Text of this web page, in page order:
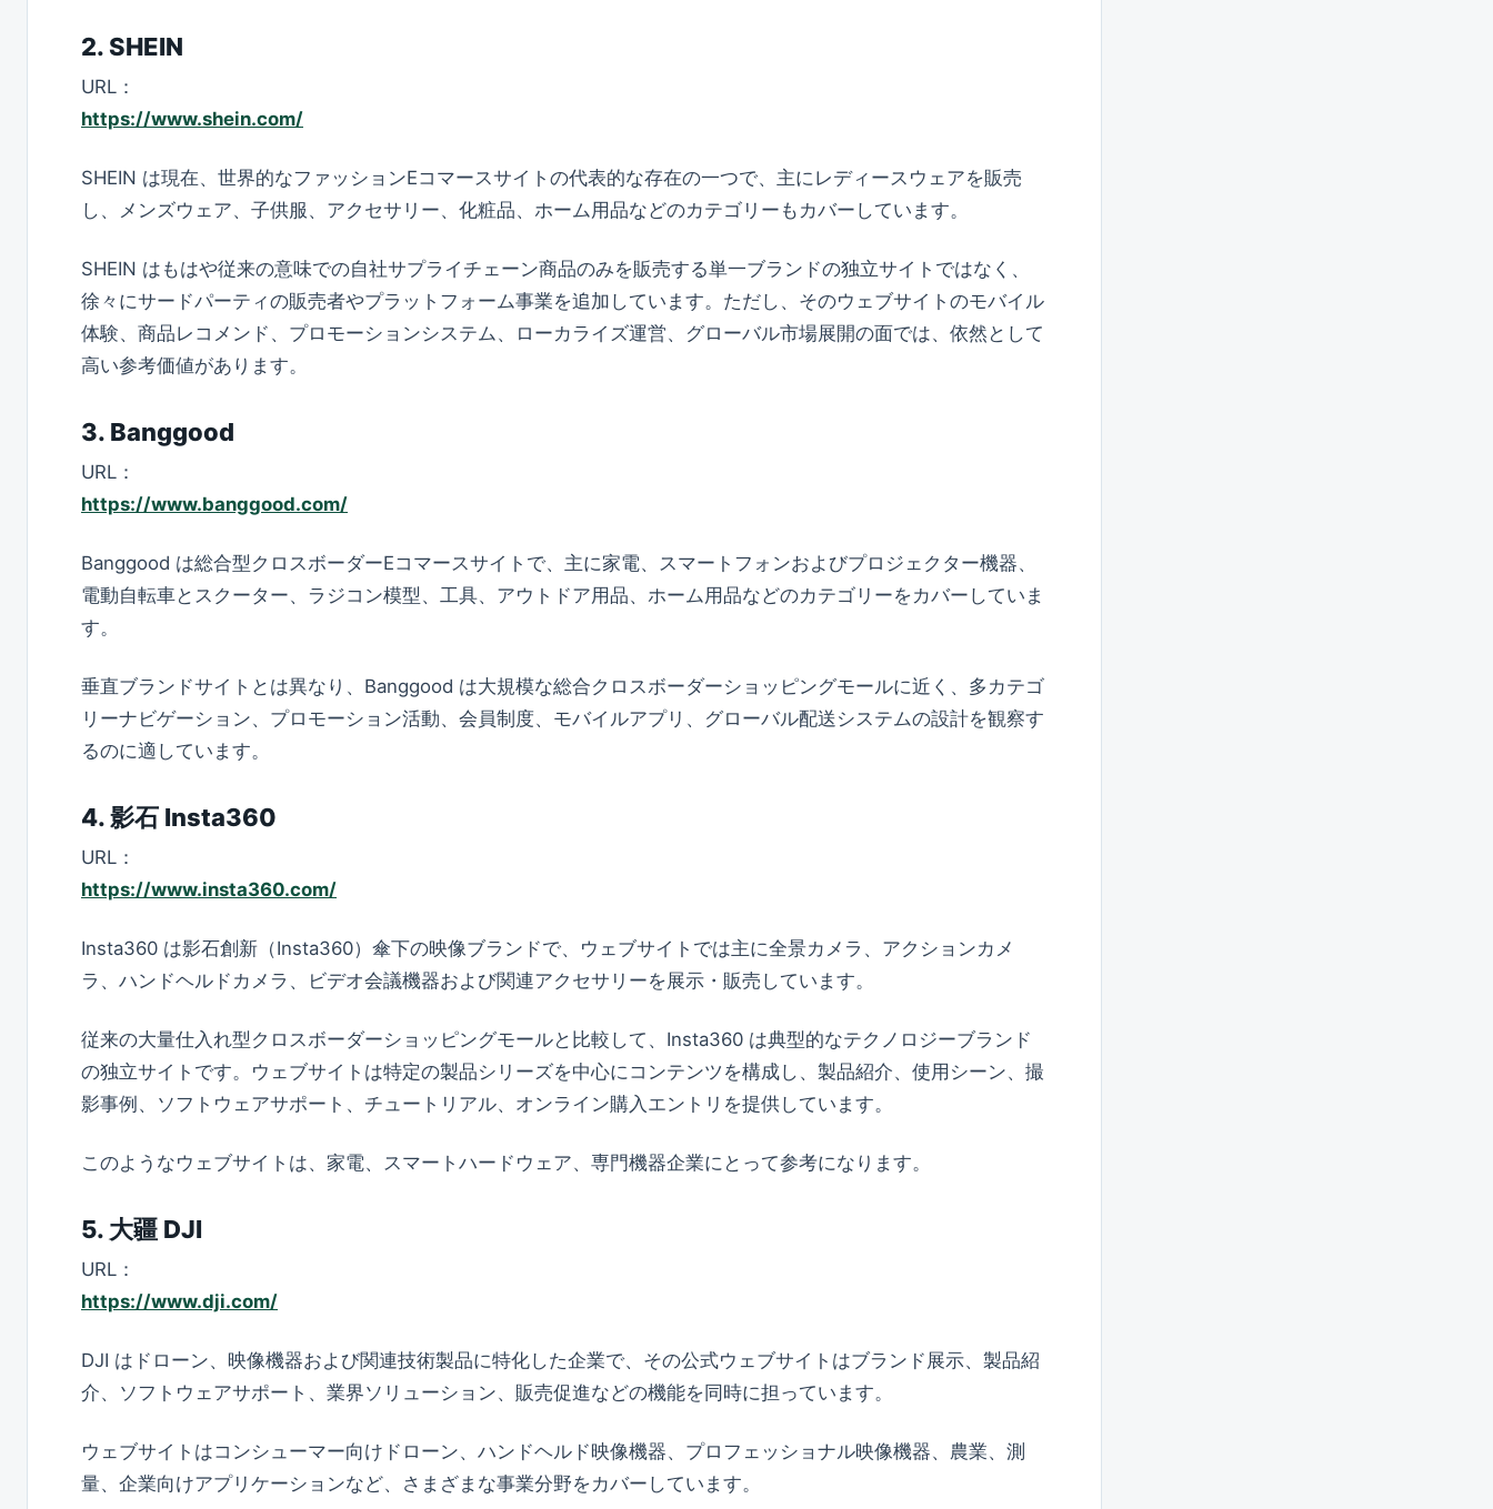
2. SHEIN
URL：
https://www.shein.com/
SHEIN は現在、世界的なファッションEコマースサイトの代表的な存在の一つで、主にレディースウェアを販売
し、メンズウェア、子供服、アクセサリー、化粧品、ホーム用品などのカテゴリーもカバーしています。
SHEIN はもはや従来の意味での自社サプライチェーン商品のみを販売する単一ブランドの独立サイトではなく、
徐々にサードパーティの販売者やプラットフォーム事業を追加しています。ただし、そのウェブサイトのモバイル
体験、商品レコメンド、プロモーションシステム、ローカライズ運営、グローバル市場展開の面では、依然として
高い参考価値があります。
3. Banggood
URL：
https://www.banggood.com/
Banggood は総合型クロスボーダーEコマースサイトで、主に家電、スマートフォンおよびプロジェクター機器、
電動自転車とスクーター、ラジコン模型、工具、アウトドア用品、ホーム用品などのカテゴリーをカバーしていま
す。
垂直ブランドサイトとは異なり、Banggood は大規模な総合クロスボーダーショッピングモールに近く、多カテゴ
リーナビゲーション、プロモーション活動、会員制度、モバイルアプリ、グローバル配送システムの設計を観察す
るのに適しています。
4. 影石 Insta360
URL：
https://www.insta360.com/
Insta360 は影石創新（Insta360）傘下の映像ブランドで、ウェブサイトでは主に全景カメラ、アクションカメ
ラ、ハンドヘルドカメラ、ビデオ会議機器および関連アクセサリーを展示・販売しています。
従来の大量仕入れ型クロスボーダーショッピングモールと比較して、Insta360 は典型的なテクノロジーブランド
の独立サイトです。ウェブサイトは特定の製品シリーズを中心にコンテンツを構成し、製品紹介、使用シーン、撮
影事例、ソフトウェアサポート、チュートリアル、オンライン購入エントリを提供しています。
このようなウェブサイトは、家電、スマートハードウェア、専門機器企業にとって参考になります。
5. 大疆 DJI
URL：
https://www.dji.com/
DJI はドローン、映像機器および関連技術製品に特化した企業で、その公式ウェブサイトはブランド展示、製品紹
介、ソフトウェアサポート、業界ソリューション、販売促進などの機能を同時に担っています。
ウェブサイトはコンシューマー向けドローン、ハンドヘルド映像機器、プロフェッショナル映像機器、農業、測
量、企業向けアプリケーションなど、さまざまな事業分野をカバーしています。